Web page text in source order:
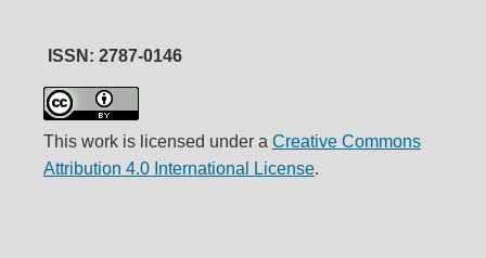
ISSN: 2787-0146
This work is licensed under a Creative Commons
Attribution 4.0 International License.